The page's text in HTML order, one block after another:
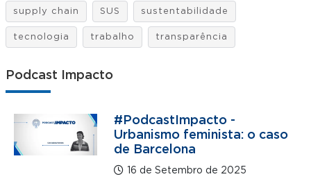
supply chain SUS sustentabilidade
tecnologia trabalho transparência
Podcast Impacto
#PodcastImpacto -
Urbanismo feminista: o caso
de Barcelona
16 de Setembro de 2025